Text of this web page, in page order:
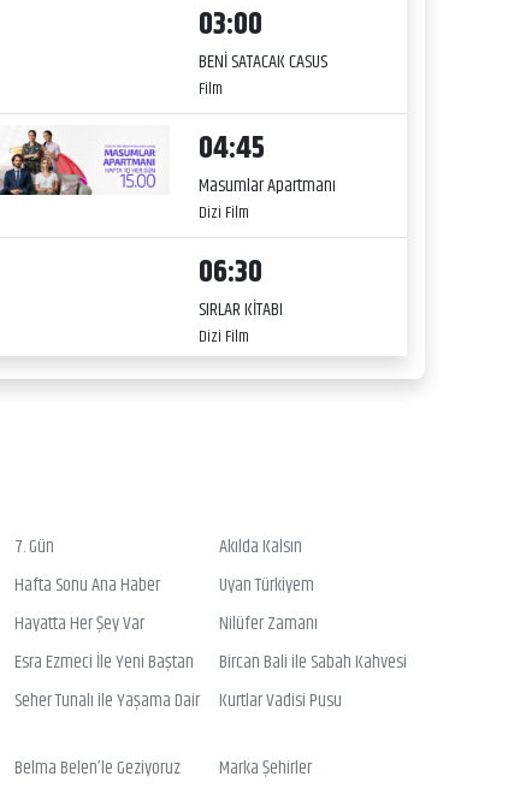
03:00
BENİ SATACAK CASUS
Film
04:45
Masumlar Apartmanı
Dizi Film
06:30
SIRLAR KİTABI
Dizi Film
7. Gün
Akılda Kalsın
Hafta Sonu Ana Haber
Uyan Türkiyem
Hayatta Her Şey Var
Nilüfer Zamanı
Esra Ezmeci İle Yeni Baştan
Bircan Bali ile Sabah Kahvesi
Seher Tunalı ile Yaşama Dair Kurtlar Vadisi Pusu
Belma Belen’le Geziyoruz
Marka Şehirler